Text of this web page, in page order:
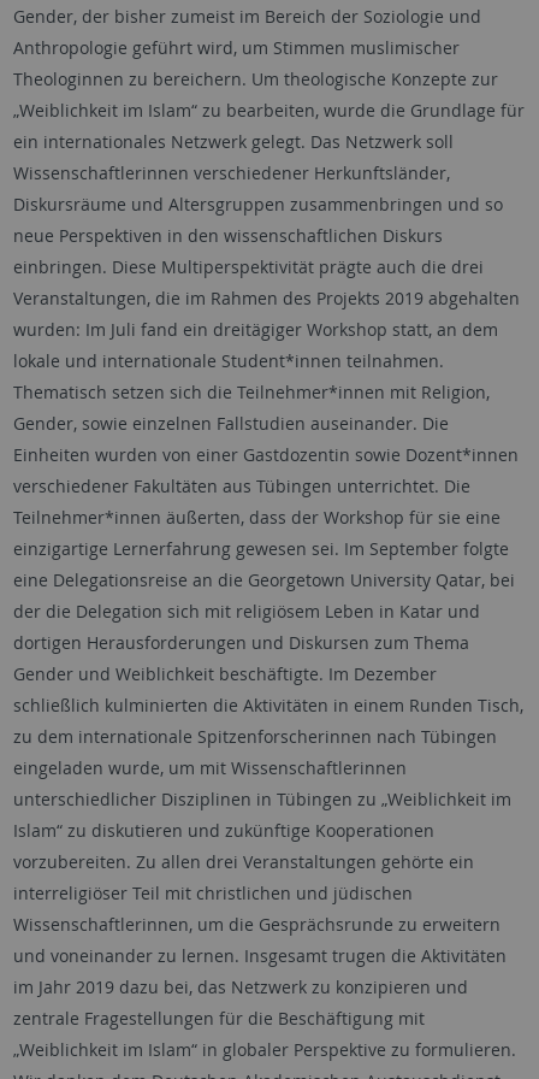
Gender, der bisher zumeist im Bereich der Soziologie und
Anthropologie geführt wird, um Stimmen muslimischer
Theologinnen zu bereichern. Um theologische Konzepte zur
„Weiblichkeit im Islam“ zu bearbeiten, wurde die Grundlage für
ein internationales Netzwerk gelegt. Das Netzwerk soll
Wissenschaftlerinnen verschiedener Herkunftsländer,
Diskursräume und Altersgruppen zusammenbringen und so
neue Perspektiven in den wissenschaftlichen Diskurs
einbringen. Diese Multiperspektivität prägte auch die drei
Veranstaltungen, die im Rahmen des Projekts 2019 abgehalten
wurden: Im Juli fand ein dreitägiger Workshop statt, an dem
lokale und internationale Student*innen teilnahmen.
Thematisch setzen sich die Teilnehmer*innen mit Religion,
Gender, sowie einzelnen Fallstudien auseinander. Die
Einheiten wurden von einer Gastdozentin sowie Dozent*innen
verschiedener Fakultäten aus Tübingen unterrichtet. Die
Teilnehmer*innen äußerten, dass der Workshop für sie eine
einzigartige Lernerfahrung gewesen sei. Im September folgte
eine Delegationsreise an die Georgetown University Qatar, bei
der die Delegation sich mit religiösem Leben in Katar und
dortigen Herausforderungen und Diskursen zum Thema
Gender und Weiblichkeit beschäftigte. Im Dezember
schließlich kulminierten die Aktivitäten in einem Runden Tisch,
zu dem internationale Spitzenforscherinnen nach Tübingen
eingeladen wurde, um mit Wissenschaftlerinnen
unterschiedlicher Disziplinen in Tübingen zu „Weiblichkeit im
Islam“ zu diskutieren und zukünftige Kooperationen
vorzubereiten. Zu allen drei Veranstaltungen gehörte ein
interreligiöser Teil mit christlichen und jüdischen
Wissenschaftlerinnen, um die Gesprächsrunde zu erweitern
und voneinander zu lernen. Insgesamt trugen die Aktivitäten
im Jahr 2019 dazu bei, das Netzwerk zu konzipieren und
zentrale Fragestellungen für die Beschäftigung mit
„Weiblichkeit im Islam“ in globaler Perspektive zu formulieren.